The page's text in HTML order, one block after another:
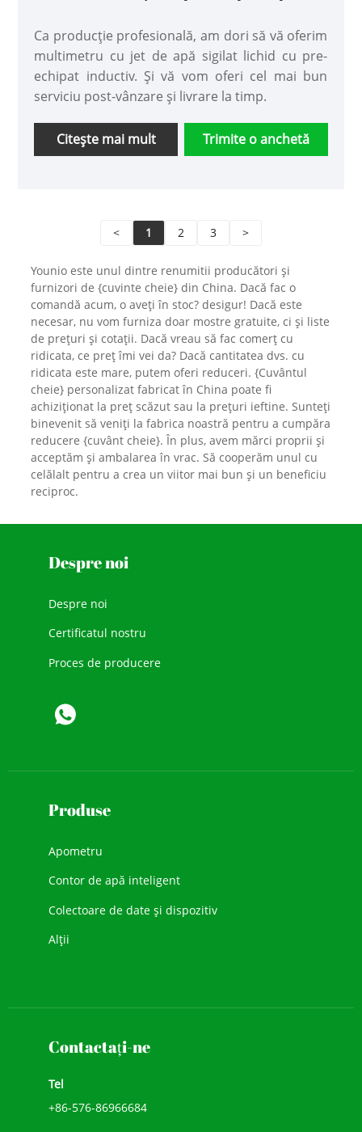
Ca producție profesională, am dori să vă oferim
multimetru cu jet de apă sigilat lichid cu pre-
echipat inductiv. Și vă vom oferi cel mai bun
serviciu post-vânzare și livrare la timp.
Citeşte mai mult Trimite o anchetă
< 1 2 3 >
Younio este unul dintre renumitii producători și
furnizori de {cuvinte cheie} din China. Dacă fac o
comandă acum, o aveți în stoc? desigur! Dacă este
necesar, nu vom furniza doar mostre gratuite, ci și liste
de prețuri și cotații. Dacă vreau să fac comerț cu
ridicata, ce preț îmi vei da? Dacă cantitatea dvs. cu
ridicata este mare, putem oferi reduceri. {Cuvântul
cheie} personalizat fabricat în China poate fi
achiziționat la preț scăzut sau la prețuri ieftine. Sunteți
binevenit să veniți la fabrica noastră pentru a cumpăra
reducere {cuvânt cheie}. În plus, avem mărci proprii și
acceptăm și ambalarea în vrac. Să cooperăm unul cu
celălalt pentru a crea un viitor mai bun și un beneficiu
reciproc.
Despre noi
Despre noi
Certificatul nostru
Proces de producere
Produse
Apometru
Contor de apă inteligent
Colectoare de date și dispozitiv
Alții
Contactaţi-ne
Tel
+86-576-86966684